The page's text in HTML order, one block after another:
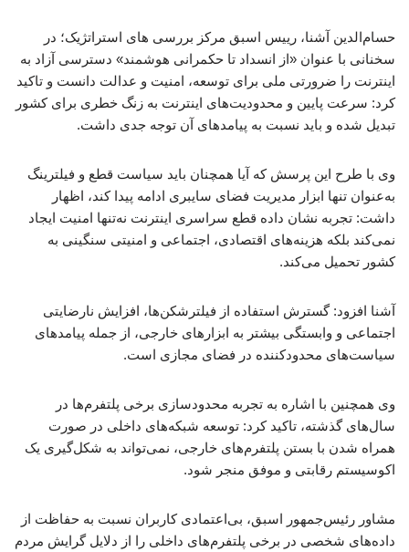
حسام‌الدین آشنا، رییس اسبق مرکز بررسی های استراتژیک؛ در
سخنانی با عنوان «از انسداد تا حکمرانی هوشمند» دسترسی آزاد به
اینترنت را ضرورتی ملی برای توسعه، امنیت و عدالت دانست و تاکید
کرد: سرعت پایین و محدودیت‌های اینترنت به زنگ خطری برای کشور
تبدیل شده و باید نسبت به پیامدهای آن توجه جدی داشت.
وی با طرح این پرسش که آیا همچنان باید سیاست قطع و فیلترینگ
به‌عنوان تنها ابزار مدیریت فضای سایبری ادامه پیدا کند، اظهار
داشت: تجربه نشان داده قطع سراسری اینترنت نه‌تنها امنیت ایجاد
نمی‌کند بلکه هزینه‌های اقتصادی، اجتماعی و امنیتی سنگینی به
کشور تحمیل می‌کند.
آشنا افزود: گسترش استفاده از فیلترشکن‌ها، افزایش نارضایتی
اجتماعی و وابستگی بیشتر به ابزارهای خارجی، از جمله پیامدهای
سیاست‌های محدودکننده در فضای مجازی است.
وی همچنین با اشاره به تجربه محدودسازی برخی پلتفرم‌ها در
سال‌های گذشته، تاکید کرد: توسعه شبکه‌های داخلی در صورت
همراه شدن با بستن پلتفرم‌های خارجی، نمی‌تواند به شکل‌گیری یک
اکوسیستم رقابتی و موفق منجر شود.
مشاور رئیس‌جمهور اسبق، بی‌اعتمادی کاربران نسبت به حفاظت از
داده‌های شخصی در برخی پلتفرم‌های داخلی را از دلایل گرایش مردم